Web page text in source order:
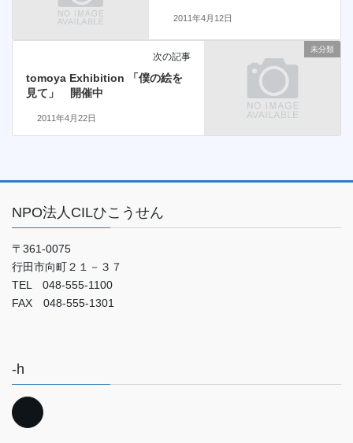
2011年4月12日
未分類
次の記事
tomoya Exhibition 「僕の絵を
見て」 開催中
2011年4月22日
NPO法人CILひこうせん
〒361-0075
行田市向町２１－３７
TEL 048-555-1100
FAX 048-555-1301
-h